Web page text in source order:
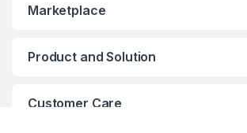
Marketplace
Product and Solution
Customer Care